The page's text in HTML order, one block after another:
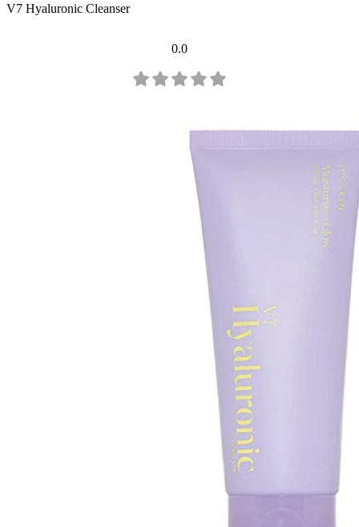
V7 Hyaluronic Cleanser
0.0